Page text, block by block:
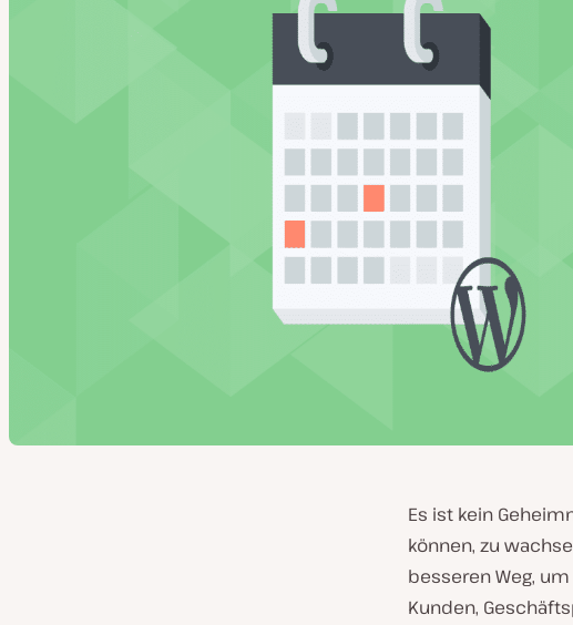
Es ist kein
können, zu
besseren Weg,
Kunden,